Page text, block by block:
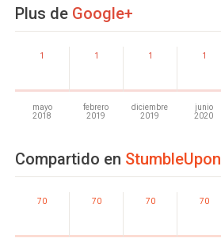
Plus de Google+
1
mayo
2018
1
febrero
2019
1
diciembre
2019
1
junio
2020
Compartido en StumbleUpon
70 70 70 70